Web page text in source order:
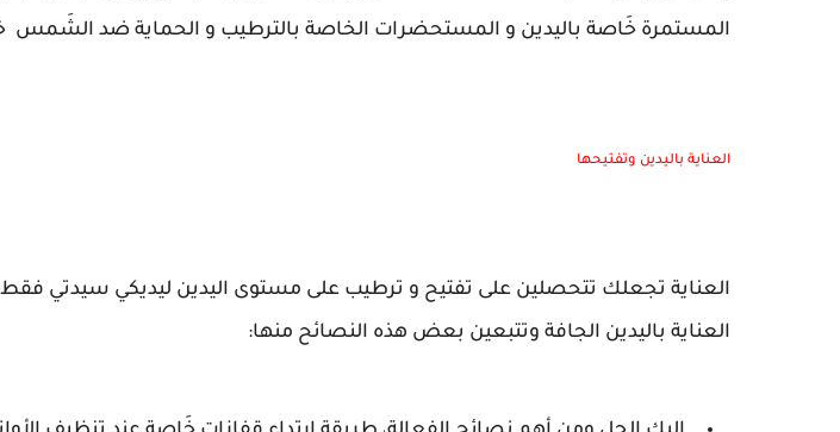
المستمرة خَاصة باليدين و المستحضرات الخاصة بالترطيب و الحماية ضد الشَمس
العناية باليدين وتفتيحها
العناية تجعلك تتحصلين على تفتيح و ترطيب على مستوى اليدين ليديكي سيدتي فقط
العناية باليدين الجافة وتتبعين بعض هذه النصائح منها: